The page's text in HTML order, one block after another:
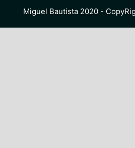
Miguel Bautista 2020 -